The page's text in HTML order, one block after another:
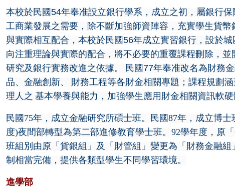
本校於民國54年奉准設立銀行學系，成立之初，屬銀行保
工商業發展之需要，除不斷加強師資陣容，充實學生貨
與實際相互配合，本校於民國56年成立實習銀行，設於城
向注重理論與實際的配合，將不必要的重覆課程刪除，
研究及銀行實務改進之依據。
民國 77年奉准改名為財務
品、金融創新、
財務工程等各財金相關專題；課程規劃
理人之 基本學養與能力，加強學生應用財金相關資訊軟
民國75年，成立金融研究所碩士班。民國87年，成立博
度)夜間部轉型為第二部進修教育學士班。92學年度，原
班組別由原「貨銀組」及「財管組」變更為「財務金融
制相當完備，提供各類型學生不同學習環境。
進學部